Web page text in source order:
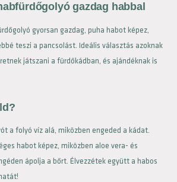
gazdag habbal
gyorsan gazdag, puha habot képez,
teszi a pancsolást. Ideális választás azoknak
játszani a fürdőkádban, és ajándéknak is
a folyó víz alá, miközben engeded a kádat.
habot képez, miközben aloe vera- és
ápolja a bőrt. Élvezzétek együtt a habos